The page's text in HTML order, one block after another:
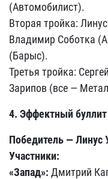
(Автомобилист).
Вторая тройка:
Владимир Соботка
(Барыс).
Третья тройка:
Зарипов (все —
4. Эффектный буллит
Победитель — Линус
Участники:
«Запад»: Дмитрий